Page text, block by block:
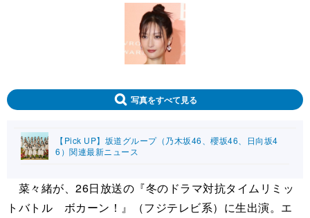
写真をすべて見る
【Pick UP】坂道グループ（乃木坂46、櫻坂46、日向坂4
6）関連最新ニュース
菜々緒が、26日放送の『冬のドラマ対抗タイムリミッ
トバトル ボカーン！』（フジテレビ系）に生出演。エ